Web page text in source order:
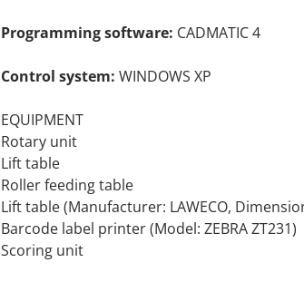
Programming software: CADMATIC 4
Control system: WINDOWS XP
EQUIPMENT
Rotary unit
Lift table
Roller feeding table
Lift table (Manufacturer: LAWECO,
Barcode label printer (Model: ZEBRA ZT231)
Scoring unit